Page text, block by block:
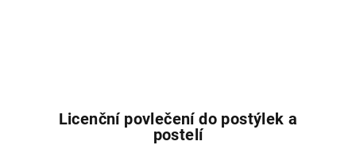
Licenční povlečení do postýlek a
postelí